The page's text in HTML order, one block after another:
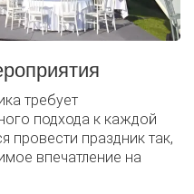
требует
подхода к каждой
провести праздник так,
впечатление на